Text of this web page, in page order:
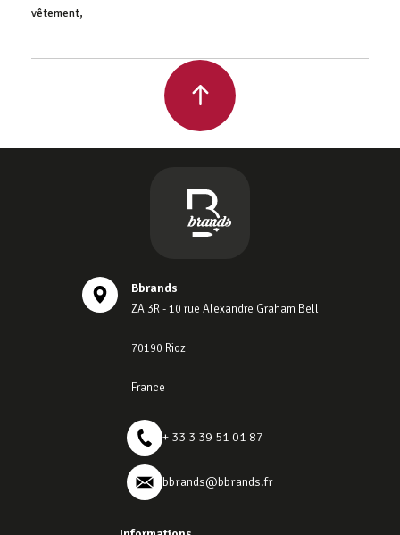
vêtement,
Bbrands
ZA 3R - 10 rue Alexandre Graham Bell
70190 Rioz
France
+ 33 3 39 51 01 87
bbrands@bbrands.fr